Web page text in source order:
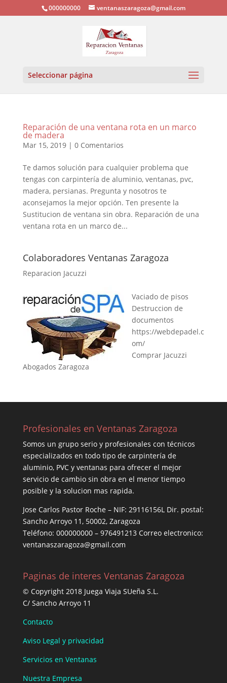
000000000 ventanaszaragoza@gmail.com
Seleccionar página
Reparación de una ventana rota en un marco
de madera
Mar 15, 2019| 0 Comentarios
Te damos solución para cualquier problema que
tengas con carpintería de aluminio, ventanas, pvc,
madera, persianas. Pregunta y nosotros te
aconsejamos la mejor opción. Ten presente la
Sustitucion de ventana sin obra. Reparación de una
ventana rota en un marco de...
Colaboradores Ventanas Zaragoza
Reparacion Jacuzzi
Vaciado de pisos
Destruccion de
documentos
https://webdepadel.c
om/
Comprar Jacuzzi
Abogados Zaragoza
Profesionales en Ventanas Zaragoza
Somos un grupo serio y profesionales con técnicos
especializados en todo tipo de carpintería de
aluminio, PVC y ventanas para ofrecer el mejor
servicio de cambio sin obra en el menor tiempo
posible y la solucion mas rapida.
Jose Carlos Pastor Roche – NIF: 29116156L Dir. postal:
Sancho Arroyo 11, 50002, Zaragoza
Teléfono: 000000000 – 976491213 Correo electronico:
ventanaszaragoza@gmail.com
Paginas de interes Ventanas Zaragoza
© Copyright 2018 Juega Viaja SUeña S.L.
C/ Sancho Arroyo 11
Contacto
Aviso Legal y privacidad
Servicios en Ventanas
Nuestra Empresa